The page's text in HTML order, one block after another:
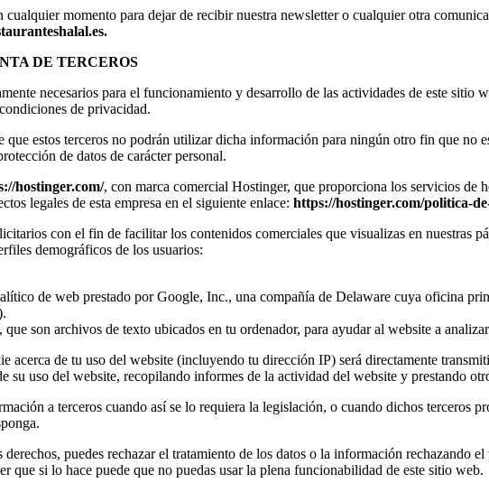
cualquier momento para dejar de recibir nuestra newsletter o cualquier otra
.
DE TERCEROS
necesarios para el funcionamiento y desarrollo de las actividades de este
de privacidad.
que estos terceros no podrán utilizar dicha información para ningún otro fin que no
de datos de carácter personal.
hostinger.com/, con marca comercial Hostinger, que proporciona los servicios de
legales de esta empresa en el siguiente enlace: https://hostinger.com/politica-
con el fin de facilitar los contenidos comerciales que visualizas en nuestras
demográficos de los usuarios:
de web prestado por Google, Inc., una compañía de Delaware cuya oficina
son archivos de texto ubicados en tu ordenador, para ayudar al website a
acerca de tu uso del website (incluyendo tu dirección IP) será directamente
su uso del website, recopilando informes de la actividad del website y prestando
a terceros cuando así se lo requiera la legislación, o cuando dichos terceros
puedes rechazar el tratamiento de los datos o la información rechazando
que si lo hace puede que no puedas usar la plena funcionabilidad de este sitio web.